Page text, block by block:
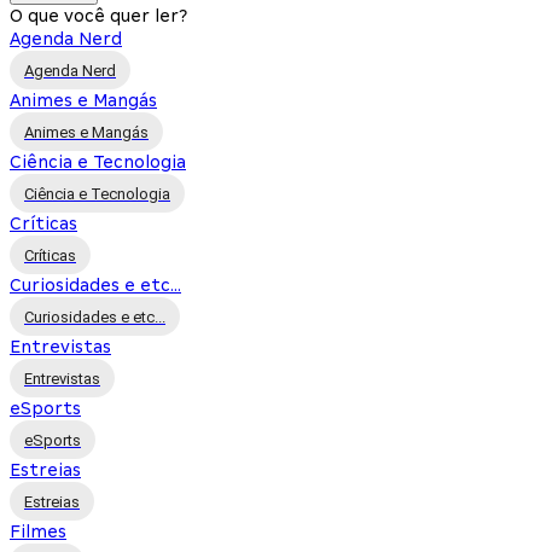
O que você quer ler?
Agenda Nerd
Agenda Nerd
Animes e Mangás
Animes e Mangás
Ciência e Tecnologia
Ciência e Tecnologia
Críticas
Críticas
Curiosidades e etc...
Curiosidades e etc...
Entrevistas
Entrevistas
eSports
eSports
Estreias
Estreias
Filmes